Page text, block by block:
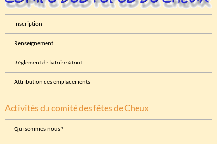
Inscription
Renseignement
Règlement de la foire à tout
Attribution des emplacements
Activités du comité des fêtes de Cheux
Qui sommes-nous ?